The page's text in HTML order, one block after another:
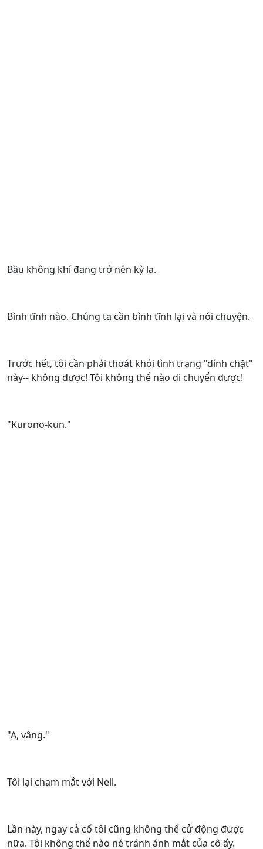
Bầu không khí đang trở nên kỳ lạ.
Bình tĩnh nào. Chúng ta cần bình tĩnh lại và nói chuyện.
Trước hết, tôi cần phải thoát khỏi tình trạng "dính chặt"
này-- không được! Tôi không thể nào di chuyển được!
"Kurono-kun."
"A, vâng."
Tôi lại chạm mắt với Nell.
Lần này, ngay cả cổ tôi cũng không thể cử động được
nữa. Tôi không thể nào né tránh ánh mắt của cô ấy.